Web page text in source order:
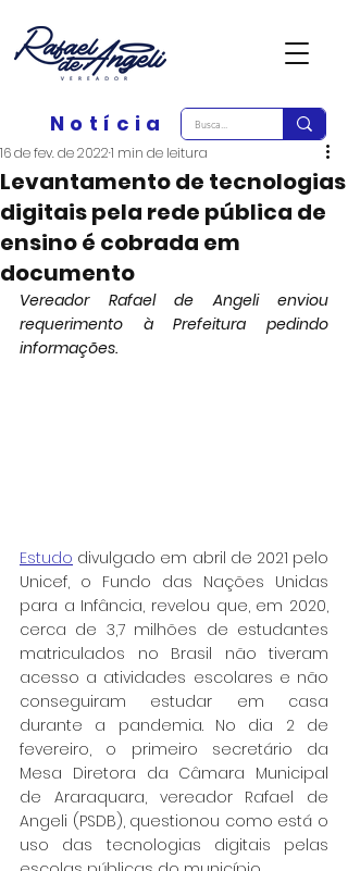
Notícia
Levantamento de tecnologias
digitais pela rede pública de
ensino é cobrada em
documento
16 de fev. de 20221 min de leitura
Vereador Rafael de Angeli enviou
requerimento à Prefeitura pedindo
informações.
Estudo divulgado em abril de 2021 pelo
Unicef, o Fundo das Nações Unidas
para a Infância, revelou que, em 2020,
cerca de 3,7 milhões de estudantes
matriculados no Brasil não tiveram
acesso a atividades escolares e não
conseguiram estudar em casa
durante a pandemia. No dia 2 de
fevereiro, o primeiro secretário da
Mesa Diretora da Câmara Municipal
de Araraquara, vereador Rafael de
Angeli (PSDB), questionou como está o
uso das tecnologias digitais pelas